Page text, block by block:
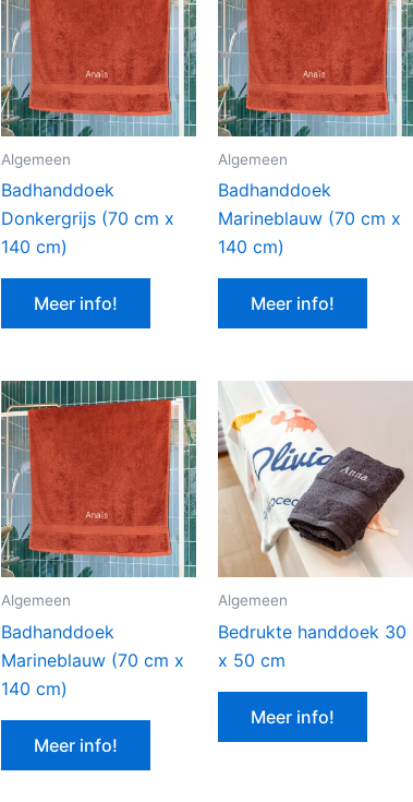
Algemeen
Badhanddoek
Donkergrijs (70 cm x
140 cm)
Meer info!
Algemeen
Badhanddoek
Marineblauw (70 cm x
140 cm)
Meer info!
Algemeen
Badhanddoek
Marineblauw (70 cm x
140 cm)
Meer info!
Algemeen
Bedrukte handdoek 30
x 50 cm
Meer info!